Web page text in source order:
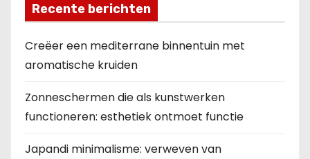
Recente berichten
Creëer een mediterrane binnentuin met
aromatische kruiden
Zonneschermen die als kunstwerken
functioneren: esthetiek ontmoet functie
Japandi minimalisme: verweven van